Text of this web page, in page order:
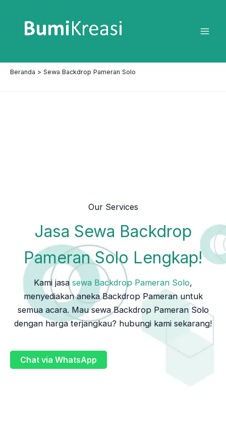
konten
Beranda Sewa Backdrop Pameran Solo
Our Services
Jasa Sewa Backdrop
Pameran Solo Lengkap!
Kami jasa sewa Backdrop Pameran Solo,
menyediakan aneka Backdrop Pameran untuk
semua acara. Mau sewa Backdrop Pameran Solo
dengan harga terjangkau? hubungi kami sekarang!
Chat via WhatsApp